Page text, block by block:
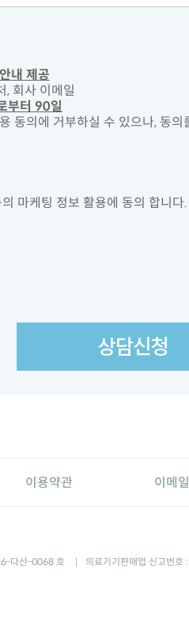
내 제공
, 회사 이메일
부터 90일
동의에 거부하실 수 있으나, 동
마케팅 정보 활용에 동의 합니다.
이용약관 이메
다산-0068 호
의료기기판매업 신고번